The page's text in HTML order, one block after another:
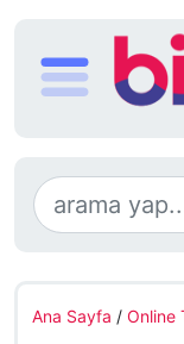
Ana Sayfa / Online